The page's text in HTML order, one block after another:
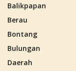
Balikpapan
Berau
Bontang
Bulungan
Daerah